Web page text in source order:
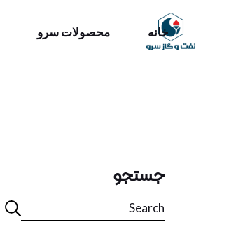
خانه محصولات سرو
درباره سرو
جستجو